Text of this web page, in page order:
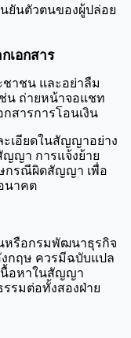
ยันตัวตนของผู้ปล่อย
เอกสาร
าชน และอย่าลืม
น ถ่ายหน้าจอแชท
สารการโอนเงิน
เอียดในสัญญาอย่าง
ญญา การแจ้งย้าย
กรณีผิดสัญญา เพื่อ
นาคต
รือกรมพัฒนาธุรกิจ
กฤษ ควรมีฉบับแปล
นื้อหาในสัญญา
รรมต่อทั้งสองฝ่าย